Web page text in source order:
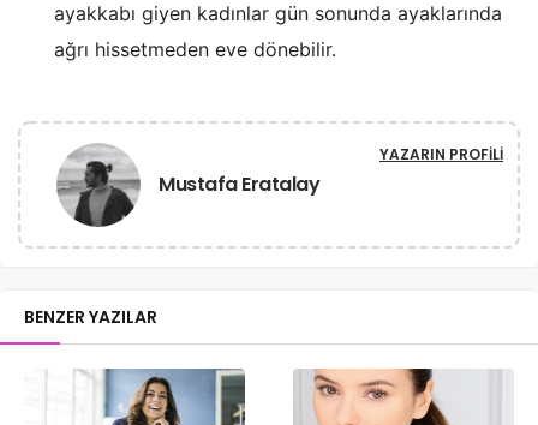
ayakkabı giyen kadınlar gün sonunda ayaklarında
ağrı hissetmeden eve dönebilir.
Mustafa Eratalay
YAZARIN PROFILI
BENZER YAZILAR